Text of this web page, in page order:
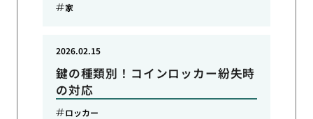
家
鍵の種類別！コインロッカー紛失時
の対応
2026.02.15
ロッカー